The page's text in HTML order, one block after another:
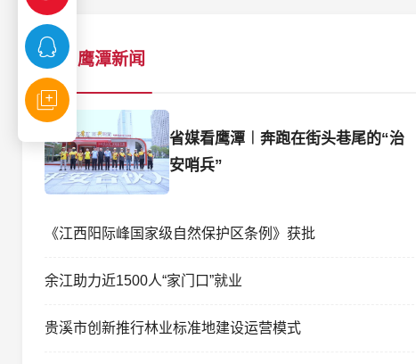
鹰潭新闻
省媒看鹰潭︱奔跑在街头巷尾的“治
安哨兵”
《江西阳际峰国家级自然保护区条例》获批
余江助力近1500人“家门口”就业
贵溪市创新推行林业标准地建设运营模式